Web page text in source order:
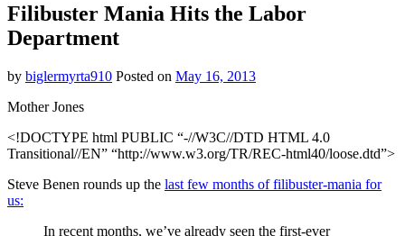
Filibuster Mania Hits the Labor
Department
by biglermyrta910 Posted on May 16, 2013
Mother Jones
<!DOCTYPE html PUBLIC “-//W3C//DTD HTML 4.0
Transitional//EN” “http://www.w3.org/TR/REC-html40/loose.dtd”>
Steve Benen rounds up the last few months of filibuster-mania for
us:
In recent months, we’ve already seen the first-ever